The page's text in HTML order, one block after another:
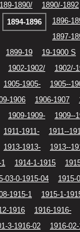
189-1890/ 1890/-1892
1894-1896
1896-
1897-
1899-19 19-1900 S
1902-1902/
1902/-
1905-1905-
1905--
1906 1906-1907
1909-1909-
1909--
1911-1911-
1911--
1913-1913-
1913--
1914-1-1915
03-0-1915-04
1915-
1915-1
1915-1-
1916
1916-1916-
3-1916-02
1916-